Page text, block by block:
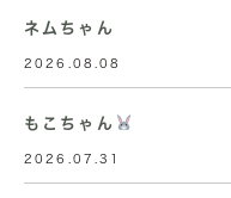
ネムちゃん
2026.08.08
もこちゃん
2026.07.31